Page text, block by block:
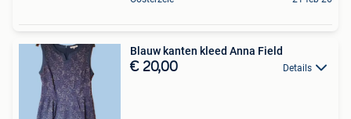
Blauw kanten kleed Anna Field
€ 20,00 Details